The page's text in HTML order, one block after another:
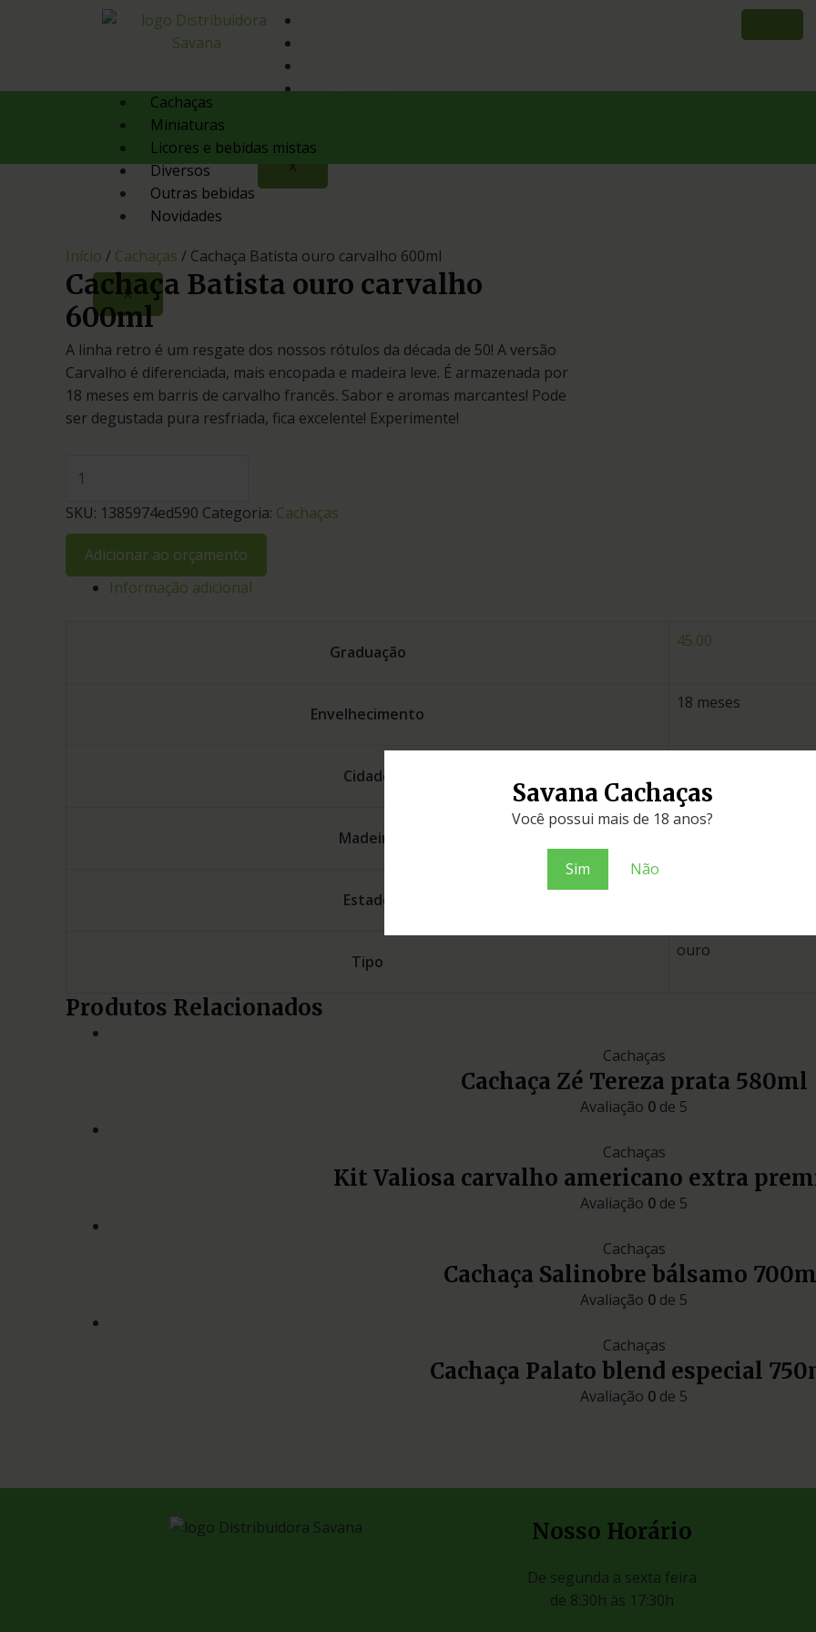
Savana Cachaças
Você possui mais de 18 anos?
Sim Não
Orçamento
X
Cachaças
Miniaturas
Licores e bebidas mistas
Diversos
Outras bebidas
Novidades
X
Início / Cachaças / Cachaça Batista ouro carvalho 600ml
Cachaça Batista ouro carvalho
600ml
A linha retro é um resgate dos nossos rótulos da década de 50! A versão
Carvalho é diferenciada, mais encopada e madeira leve. É armazenada por
18 meses em barris de carvalho francês. Sabor e aromas marcantes! Pode
ser degustada pura resfriada, fica excelente! Experimente!
SKU: 1385974ed590 Categoria: Cachaças
Adicionar ao orçamento
Informação adicional
Graduação
45.00
Envelhecimento
18 meses
Cidade
Madeira
carvalho
Estado
Tipo
ouro
Produtos Relacionados
Cachaças
Cachaça Zé Tereza prata 580ml
Avaliação 0 de 5
Cachaças
Kit Valiosa carvalho americano extra
Avaliação 0 de 5
Cachaças
Cachaça Salinobre bálsamo
Avaliação 0 de 5
Cachaças
Cachaça Palato blend especial
Avaliação 0 de 5
Nosso Horário
De segunda a sexta feira
de 8:30h às 17:30h